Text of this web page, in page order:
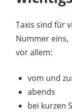
Taxis sind für
Nummer eins,
vor allem:
vom und
abends
bei kurzen